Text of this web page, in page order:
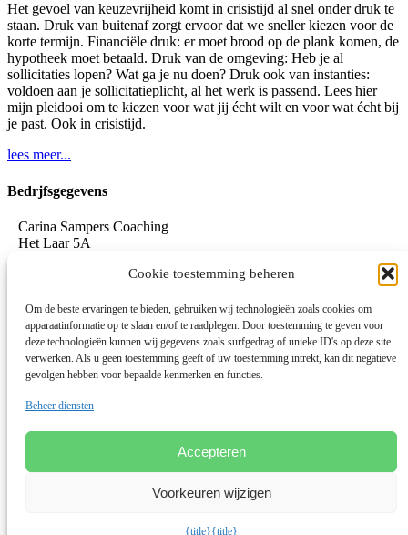
Cookie toestemming beheren
Om de beste ervaringen te bieden, gebruiken wij technologieën zoals cookies om
apparaatinformatie op te slaan en/of te raadplegen. Door toestemming te geven voor
deze technologieën kunnen wij gegevens zoals surfgedrag of unieke ID's op deze site
verwerken. Als u geen toestemming geeft of uw toestemming intrekt, kan dit negatieve
gevolgen hebben voor bepaalde kenmerken en functies.
Beheer diensten
Accepteren
Voorkeuren wijzigen
{title}{title}
Het gevoel van keuzevrijheid komt in crisistijd al snel onder druk te
staan. Druk van buitenaf zorgt ervoor dat we sneller kiezen voor de
korte termijn. Financiële druk: er moet brood op de plank komen, de
hypotheek moet betaald. Druk van de omgeving: Heb je al
sollicitaties lopen? Wat ga je nu doen? Druk ook van instanties:
voldoen aan je sollicitatieplicht, al het werk is passend. Lees hier
mijn pleidooi om te kiezen voor wat jij écht wilt en voor wat écht bij
je past. Ook in crisistijd.
lees meer...
Bedrjfsgegevens
Carina Sampers Coaching
Het Laar 5A
www.carinasampers.nl
BTW-id: NL001833928B47
KvK: 72690895
Algemene voorwaarden
Privacybeleid OEEC
© 2026 Deze website draait op het websitesysteem